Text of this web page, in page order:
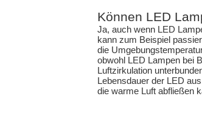
Können LED
Ja, auch wenn LED
kann zum Beispiel
die
obwohl LED Lampen bei
Luftzirkulation
Lebensdauer der LED
die warme Luft abfließen